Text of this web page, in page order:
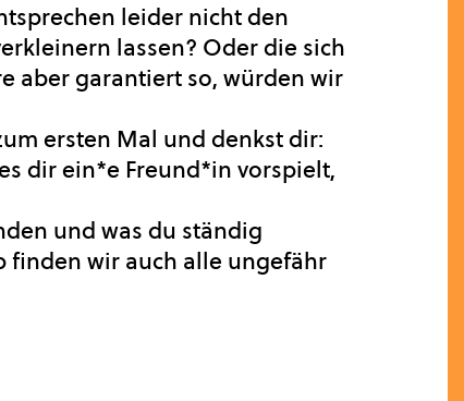
leider nicht den
lassen? Oder die sich
aber garantiert so, würden wir
ersten Mal und denkst dir:
dir ein*e Freund*in vorspielt,
und was du ständig
finden wir auch alle ungefähr